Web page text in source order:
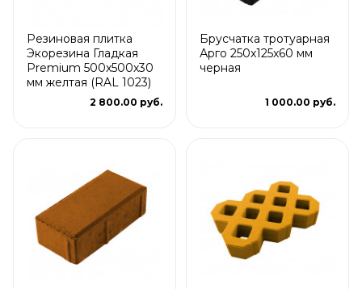
Резиновая плитка
Экорезина Гладкая
Premium 500x500x30
мм желтая (RAL 1023)
2 800.00 руб.
Брусчатка тротуарная
Арго 250x125x60 мм
черная
1 000.00 руб.